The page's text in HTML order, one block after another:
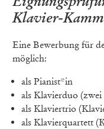
Klavier-
Eine Bewerbung für
möglich:
als Pianist*in
als Klavierduo
als Klaviertrio
als Klavierquartett